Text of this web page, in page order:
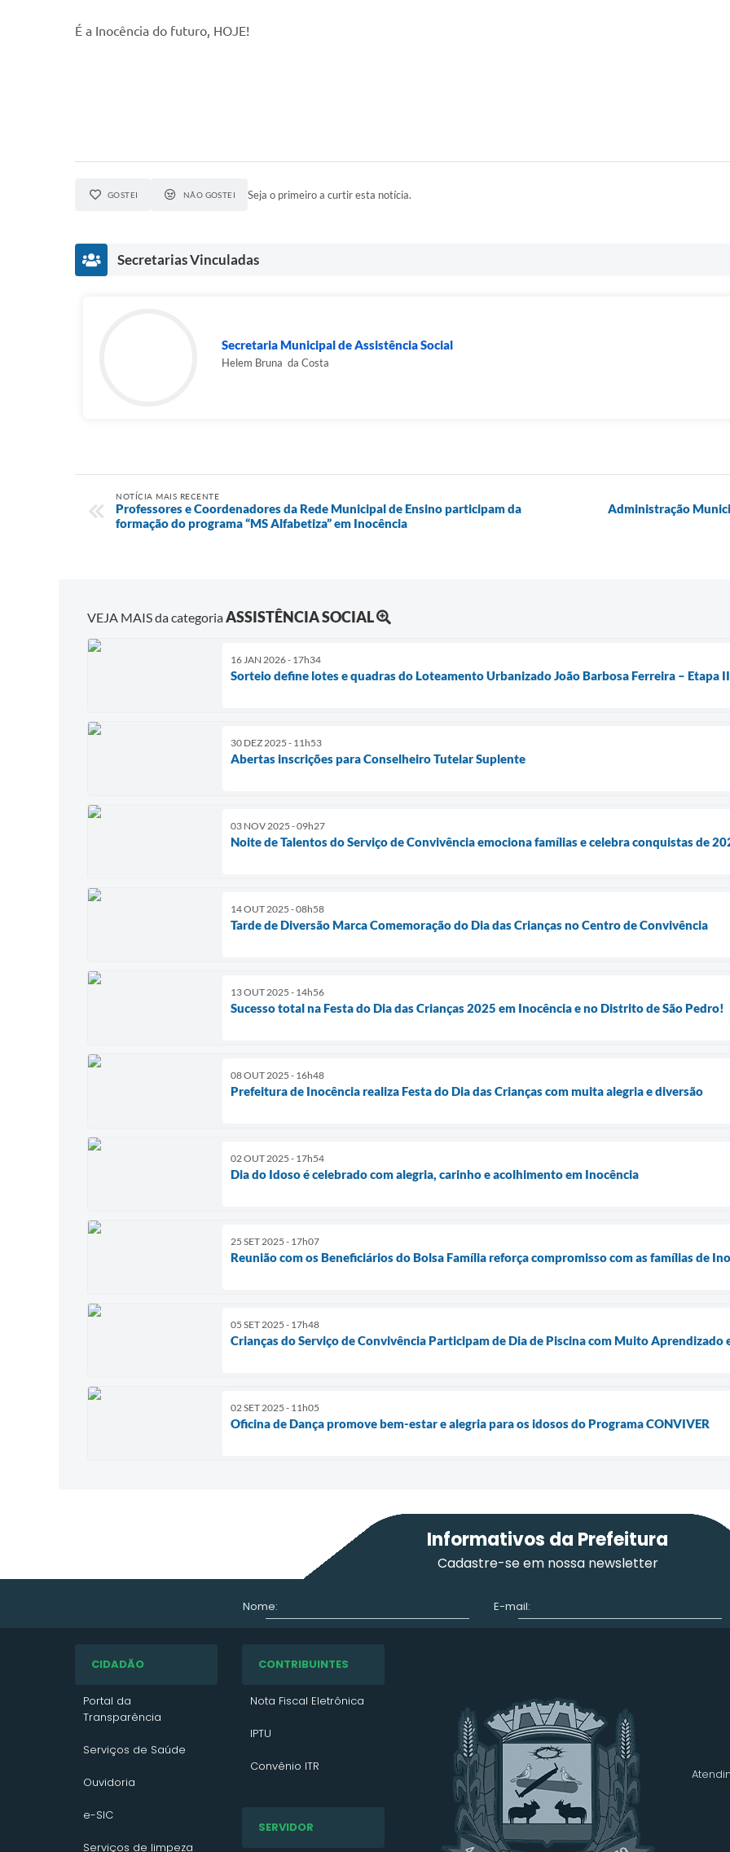
É a Inocência do futuro, HOJE!
GOSTEI NÃO GOSTEI Seja o primeiro a curtir esta notícia.
Secretarias Vinculadas
Secretaria Municipal de Assistência Social
Helem Bruna da Costa
NOTÍCIA MAIS RECENTE
Professores e Coordenadores da Rede Municipal de Ensino participam da
formação do programa “MS Alfabetiza” em Inocência
Administração
VEJA MAIS da categoriaASSISTÊNCIA SOCIAL
16 JAN 2026 - 17h34
Sorteio define lotes e quadras do Loteamento Urbanizado João Barbosa Ferreira – Etapa
30 DEZ 2025 - 11h53
Abertas inscrições para Conselheiro Tutelar Suplente
03 NOV 2025 - 09h27
Noite de Talentos do Serviço de Convivência emociona famílias e celebra conquistas de
14 OUT 2025 - 08h58
Tarde de Diversão Marca Comemoração do Dia das Crianças no Centro de Convivência
13 OUT 2025 - 14h56
Sucesso total na Festa do Dia das Crianças 2025 em Inocência e no Distrito de São Pedro!
08 OUT 2025 - 16h48
Prefeitura de Inocência realiza Festa do Dia das Crianças com muita alegria e diversão
02 OUT 2025 - 17h54
Dia do Idoso é celebrado com alegria, carinho e acolhimento em Inocência
25 SET 2025 - 17h07
Reunião com os Beneficiários do Bolsa Família reforça compromisso com as famílias de
05 SET 2025 - 17h48
Crianças do Serviço de Convivência Participam de Dia de Piscina com Muito Aprendizado
02 SET 2025 - 11h05
Oficina de Dança promove bem-estar e alegria para os idosos do Programa CONVIVER
Informativos da Prefeitura
Cadastre-se em nossa newsletter
Nome: E-mail:
CIDADÃO
Portal da
Transparência
Serviços de Saúde
Ouvidoria
e-SIC
Serviços de limpeza
CONTRIBUINTES
Nota Fiscal Eletrônica
IPTU
Convênio ITR
VTN 2025
SERVIDOR